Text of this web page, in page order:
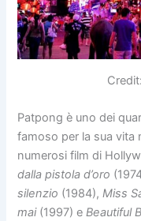
Patpong è uno dei
famoso per la sua
numerosi film di
dalla pistola d’oro
silenzio (1984),Miss
mai(1997) eBeautiful